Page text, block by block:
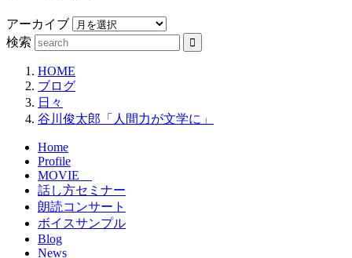
アーカイブ
検索
HOME
ブログ
日々
谷川俊太郎「人間力が文学に」
Home
Profile
MOVIE
話し方セミナー
朗読コンサート
ボイスサンプル
Blog
News